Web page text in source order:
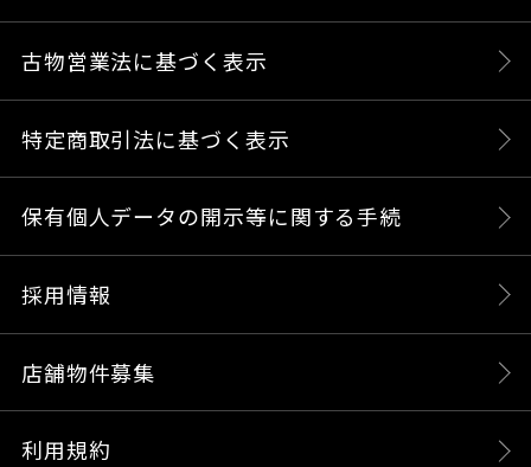
古物営業法に基づく表示
特定商取引法に基づく表示
保有個人データの開示等に関する手続
採用情報
店舗物件募集
利用規約